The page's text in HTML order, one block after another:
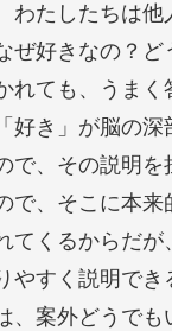
わたしたちは他
ぜ好きなの？ど
れても、うまく
好き」が脳の深
で、その説明を
で、そこに本来
てくるからだが
やすく説明でき
、案外どうで